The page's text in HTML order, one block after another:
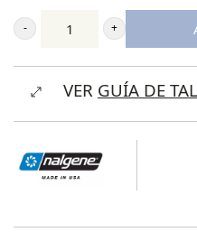
Nalgene
Botella
reutilizable
boca
VER GUÍA DE